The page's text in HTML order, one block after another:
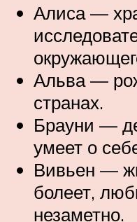
Алиса —
Альва —
странах.
Брауни —
умеет о
Вивьен —
болеет,
незаметно.